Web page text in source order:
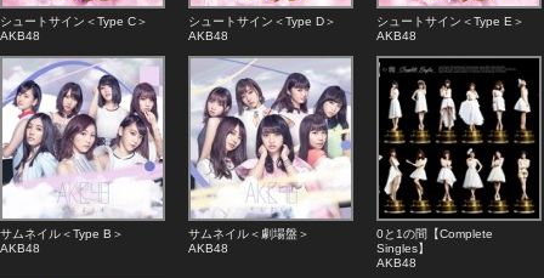
シュートサイン＜Type C＞
AKB48
シュートサイン＜Type D＞
AKB48
シュートサイン＜Type E＞
AKB48
サムネイル＜Type B＞
AKB48
サムネイル＜劇場盤＞
AKB48
0と1の間【Complete
Singles】
AKB48